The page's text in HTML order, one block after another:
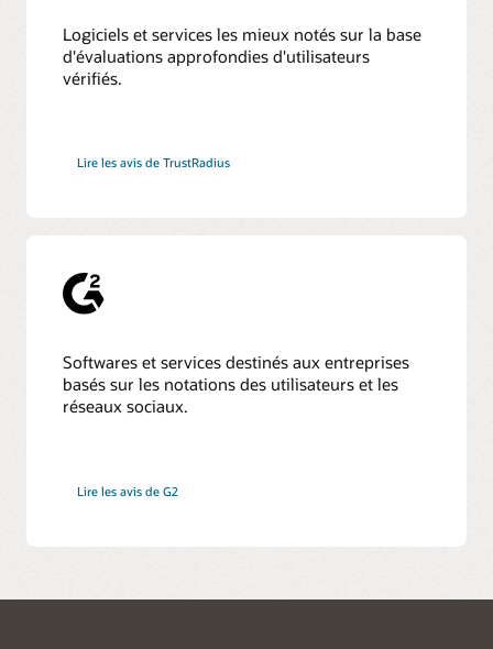
Logiciels et services les mieux notés sur la base
d'évaluations approfondies d'utilisateurs
vérifiés.
Lire les avis de TrustRadius
Softwares et services destinés aux entreprises
basés sur les notations des utilisateurs et les
réseaux sociaux.
Lire les avis de G2